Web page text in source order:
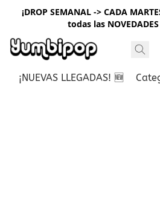
¡DROP SEMANAL -> CADA
todas las
¡NUEVAS LLEGADAS! 🆕